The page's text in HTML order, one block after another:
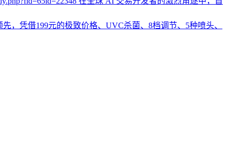
，凭借199元的极致价格、UVC杀菌、8档调节、5种喷头、